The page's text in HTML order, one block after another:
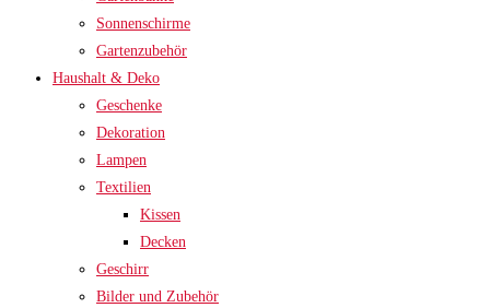
Sonnenschirme
Gartenzubehör
Haushalt & Deko
Geschenke
Dekoration
Lampen
Textilien
Kissen
Decken
Geschirr
Bilder und Zubehör